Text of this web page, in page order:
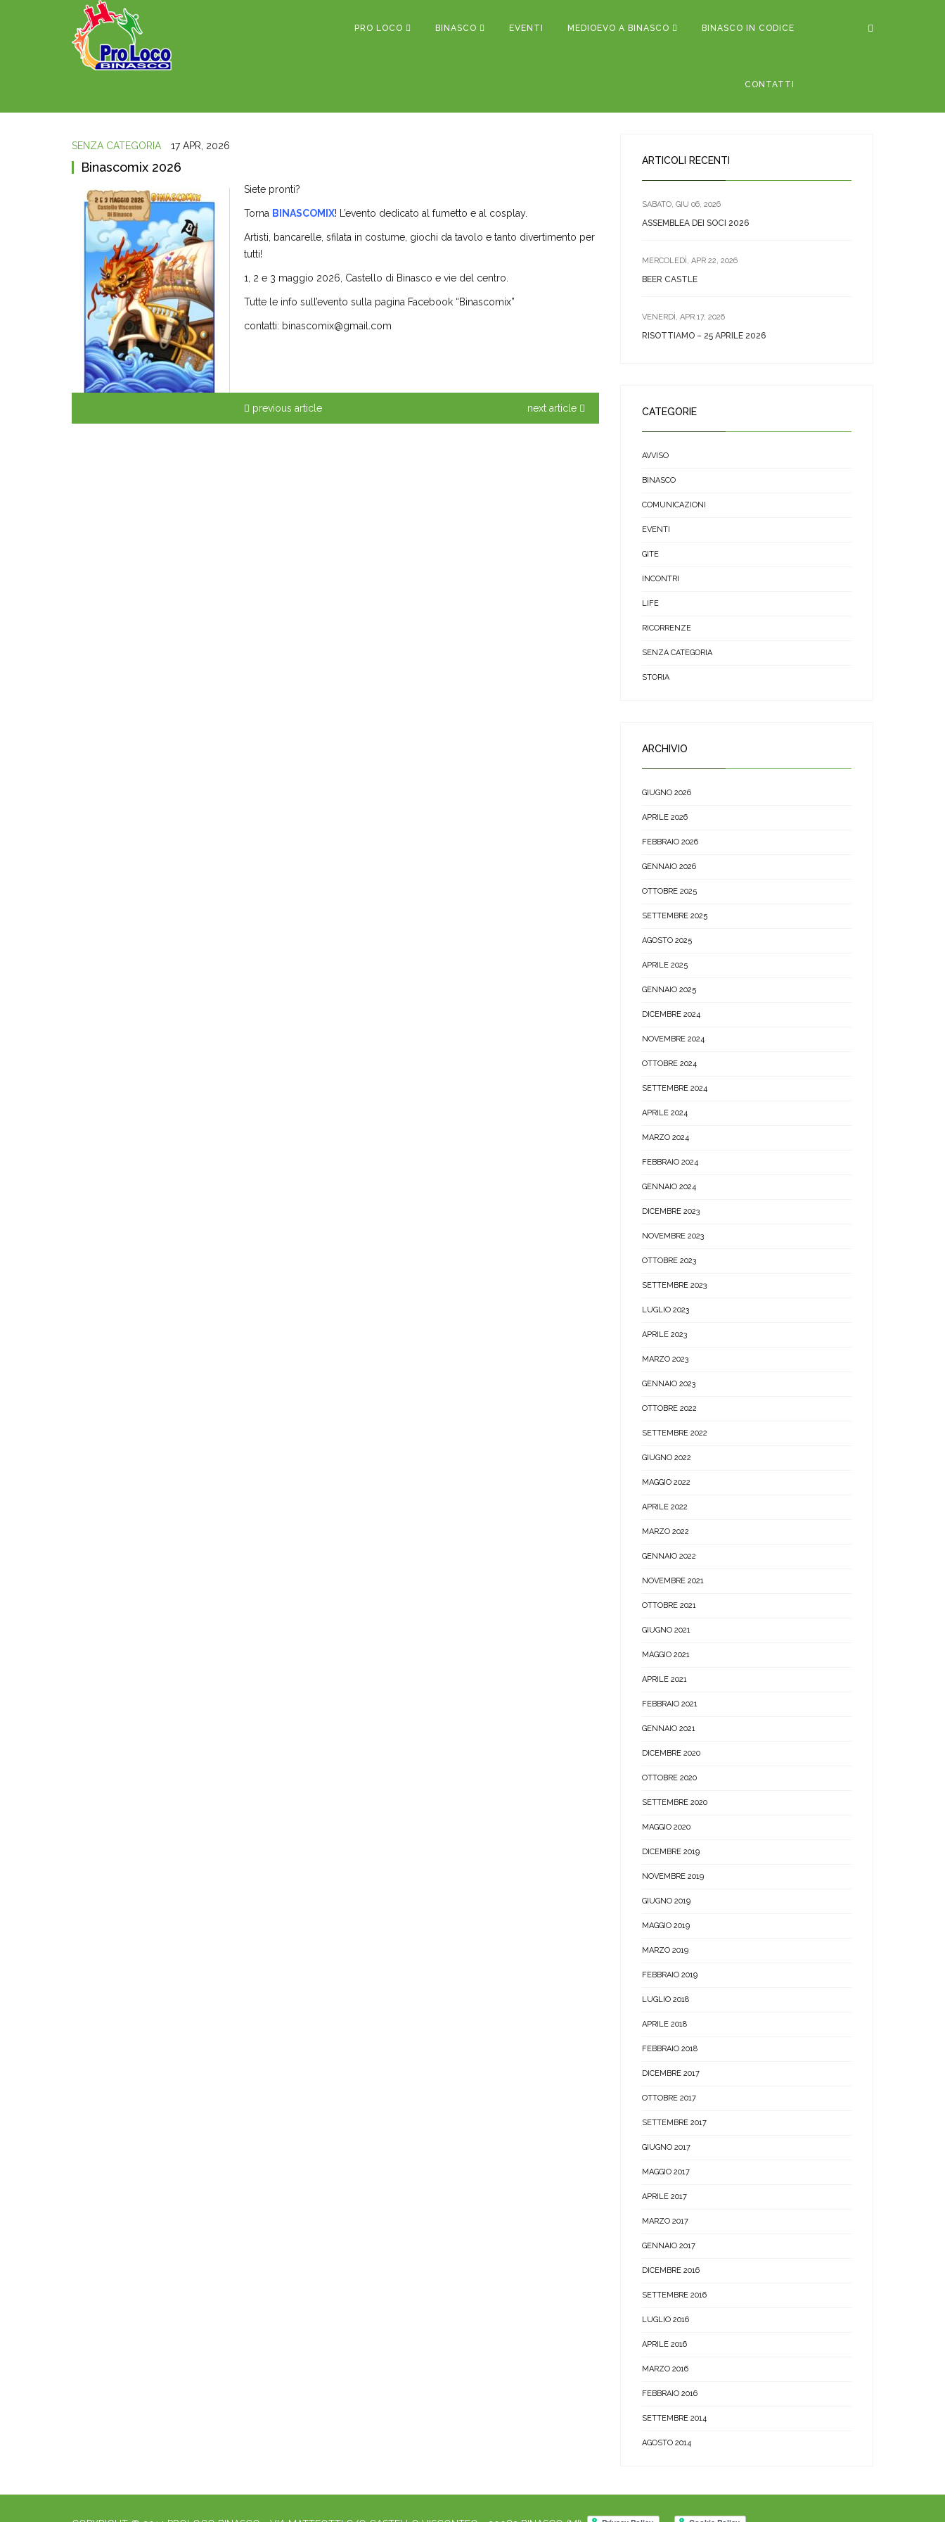
PRO LOCO BINASCO EVENTI MEDIOEVO A BINASCO BINASCO IN CODICE
CONTATTI
SENZA CATEGORIA 17 APR, 2026
Binascomix 2026
Siete pronti?
Torna BINASCOMIX! L’evento dedicato al fumetto e al cosplay.
Artisti, bancarelle, sfilata in costume, giochi da tavolo e tanto divertimento per
tutti!
1, 2 e 3 maggio 2026, Castello di Binasco e vie del centro.
Tutte le info sull’evento sulla pagina Facebook “Binascomix”
contatti: binascomix@gmail.com
previous article next article
ARTICOLI RECENTI
SABATO, GIU 06, 2026
ASSEMBLEA DEI SOCI 2026
MERCOLEDÌ, APR 22, 2026
BEER CASTLE
VENERDÌ, APR 17, 2026
RISOTTIAMO – 25 APRILE 2026
CATEGORIE
AVVISO
BINASCO
COMUNICAZIONI
EVENTI
GITE
INCONTRI
LIFE
RICORRENZE
SENZA CATEGORIA
STORIA
ARCHIVIO
GIUGNO 2026
APRILE 2026
FEBBRAIO 2026
GENNAIO 2026
OTTOBRE 2025
SETTEMBRE 2025
AGOSTO 2025
APRILE 2025
GENNAIO 2025
DICEMBRE 2024
NOVEMBRE 2024
OTTOBRE 2024
SETTEMBRE 2024
APRILE 2024
MARZO 2024
FEBBRAIO 2024
GENNAIO 2024
DICEMBRE 2023
NOVEMBRE 2023
OTTOBRE 2023
SETTEMBRE 2023
LUGLIO 2023
APRILE 2023
MARZO 2023
GENNAIO 2023
OTTOBRE 2022
SETTEMBRE 2022
GIUGNO 2022
MAGGIO 2022
APRILE 2022
MARZO 2022
GENNAIO 2022
NOVEMBRE 2021
OTTOBRE 2021
GIUGNO 2021
MAGGIO 2021
APRILE 2021
FEBBRAIO 2021
GENNAIO 2021
DICEMBRE 2020
OTTOBRE 2020
SETTEMBRE 2020
MAGGIO 2020
DICEMBRE 2019
NOVEMBRE 2019
GIUGNO 2019
MAGGIO 2019
MARZO 2019
FEBBRAIO 2019
LUGLIO 2018
APRILE 2018
FEBBRAIO 2018
DICEMBRE 2017
OTTOBRE 2017
SETTEMBRE 2017
GIUGNO 2017
MAGGIO 2017
APRILE 2017
MARZO 2017
GENNAIO 2017
DICEMBRE 2016
SETTEMBRE 2016
LUGLIO 2016
APRILE 2016
MARZO 2016
FEBBRAIO 2016
SETTEMBRE 2014
AGOSTO 2014